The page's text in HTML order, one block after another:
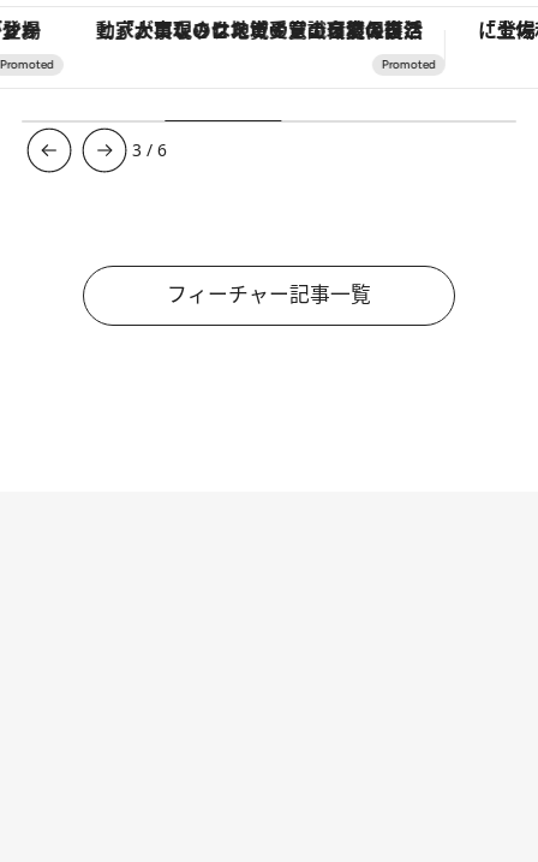
「大事なのは地域の意識を変えること」。ロレックス賞受賞の自然保護活動家が実現させたナイジェリアの自然環境の復活
3 /6
フィーチャー記事一覧